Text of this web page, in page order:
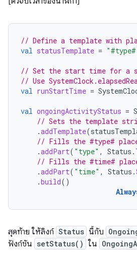
// Define a template with
val statusTemplate =
// Set the start time for a
// Use
val runStartTime =
val ongoingActivityStatus =
// Sets the template
.addTemplate(
// Fills the #type#
.addPart( "type" , Status .
// Fills the #time#
.addPart( "time" , Status .
.build()
สุดท้าย ให้ลิงก์ Status นี้กับ
ฟังก์ชัน setStatus() ใน